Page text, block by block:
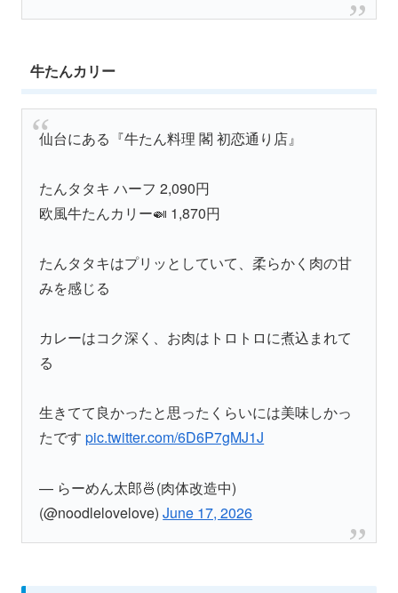
牛たんカリー
仙台にある『牛たん料理 閣 初恋通り店』
たんタタキ ハーフ 2,090円
欧風牛たんカリー🍛 1,870円
たんタタキはプリッとしていて、柔らかく肉の甘
みを感じる
カレーはコク深く、お肉はトロトロに煮込まれて
る
生きてて良かったと思ったくらいには美味しかっ
たですpic.twitter.com/6D6P7gMJ1J
— らーめん太郎🍜(肉体改造中)
(@noodlelovelove)June 17, 2026